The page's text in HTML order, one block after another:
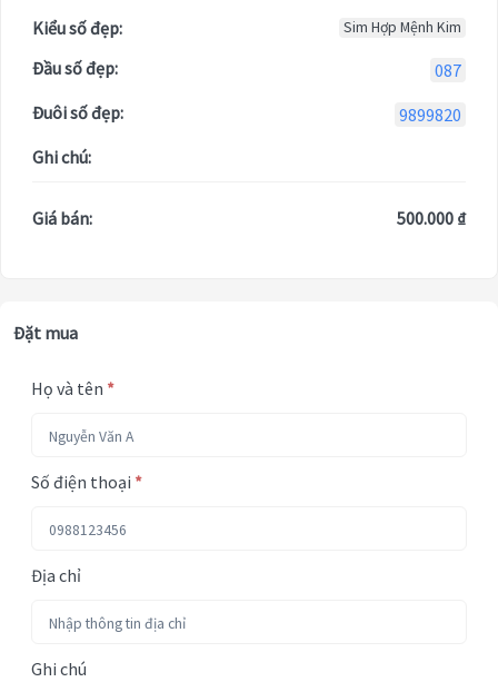
Kiểu số đẹp: Sim Hợp Mệnh Kim
Đầu số đẹp:
087
Đuôi số đẹp:
9899820
Ghi chú:
Giá bán: 500.000 ₫
Đặt mua
Họ và tên *
Số điện thoại *
Địa chỉ
Ghi chú